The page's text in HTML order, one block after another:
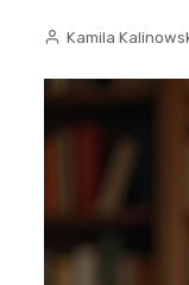
Kamila